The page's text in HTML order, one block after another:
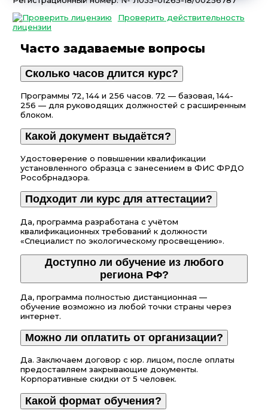
Проверить действительность
лицензии
Часто задаваемые вопросы
Сколько часов длится курс?
Программы 72, 144 и 256 часов. 72 — базовая, 144-
256 — для руководящих должностей с расширенным
блоком.
Какой документ выдаётся?
Удостоверение о повышении квалификации
установленного образца с занесением в ФИС ФРДО
Рособрнадзора.
Подходит ли курс для аттестации?
Да, программа разработана с учётом
квалификационных требований к должности
«Специалист по экологическому просвещению».
Доступно ли обучение из любого
региона РФ?
Да, программа полностью дистанционная —
обучение возможно из любой точки страны через
интернет.
Можно ли оплатить от организации?
Да. Заключаем договор с юр. лицом, после оплаты
предоставляем закрывающие документы.
Корпоративные скидки от 5 человек.
Какой формат обучения?